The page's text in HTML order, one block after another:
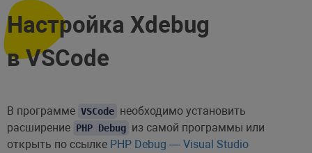
Настройка Xdebug
в VSCode
В программе VSCode необходимо установить
расширение PHP Debug из самой программы или
открыть по ссылке PHP Debug — Visual Studio